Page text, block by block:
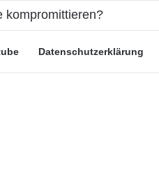
Vorteile?
Datenschutzerklärung